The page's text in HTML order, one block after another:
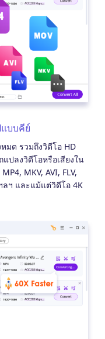
บบคีย์
มด รวมถึงวิดีโอ HD
แปลงวิดีโอหรือเสียงใน
MKV, AVI, FLV,
ลฯ และแม้แต่วิดีโอ 4K